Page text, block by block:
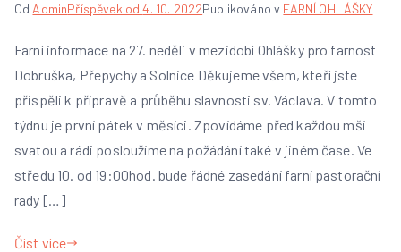
Od AdminPříspěvek od4. 10. 2022Publikováno v FARNÍ OHLÁŠKY
Farní informace na 27. neděli v mezidobí Ohlášky pro farnost
Dobruška, Přepychy a Solnice Děkujeme všem, kteří jste
přispěli k přípravě a průběhu slavnosti sv. Václava. V tomto
týdnu je první pátek v měsíci. Zpovídáme před každou mší
svatou a rádi posloužíme na požádání také v jiném čase. Ve
středu 10. od 19:00hod. bude řádné zasedání farní pastorační
rady […]
Číst více